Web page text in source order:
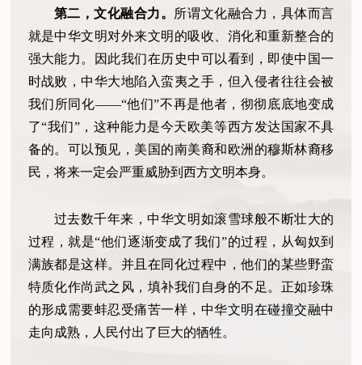
第二，文化融合力。 所谓文化融合力，具体而言
就是中华文明对外来文明的吸收、消化和重新整合的
强大能力。因此我们在历史中可以看到，即使中国一
时战败，中华大地陷入蛮夷之手，但入侵者往往会被
我们所同化——“他们”不再是他者，彻彻底底地变成
了“我们”，这种能力是今天欧美等西方发达国家不具
备的。可以预见，美国的南美裔和欧洲的穆斯林裔移
民，将来一定会严重威胁到西方文明本身。
过去数千年来，中华文明如滚雪球般不断壮大的
过程，就是“他们逐渐变成了我们”的过程，从匈奴到
满族都是这样。并且在同化过程中，他们的某些野蛮
特质化作尚武之风，填补我们自身的不足。正如珍珠
的形成需要蚌忍受痛苦一样，中华文明在碰撞交融中
走向成熟，人民付出了巨大的牺牲。